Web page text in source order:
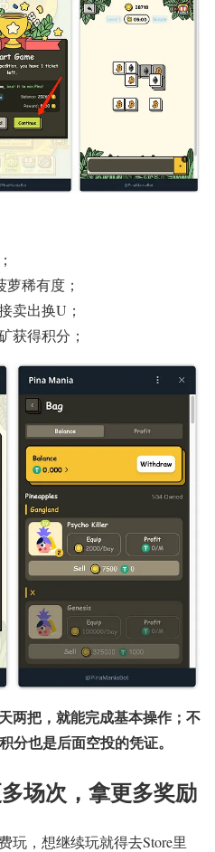
萝稀有度；
卖出换U；
获得积分；
两把，就能完成基本操作；不
分也是后面空投的凭证。
场次，拿更多奖励
玩，想继续玩就得去Store里